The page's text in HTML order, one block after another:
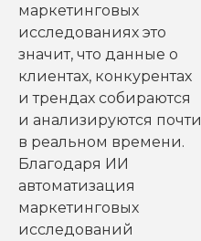
маркетинговых
исследованиях это
значит, что данные о
клиентах, конкурентах
и трендах собираются
и анализируются почти
в реальном времени.
Благодаря ИИ
автоматизация
маркетинговых
исследований